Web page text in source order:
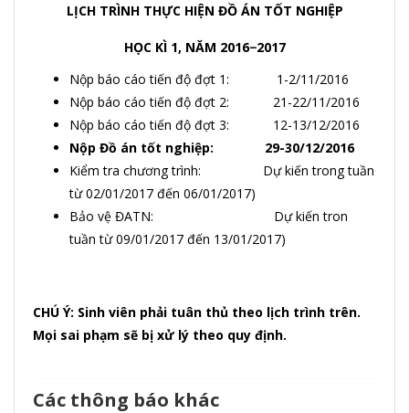
LỊCH TRÌNH THỰC HIỆN ĐỒ ÁN TỐT NGHIỆP
HỌC KÌ 1, NĂM 2016−2017
Nộp báo cáo tiến độ đợt 1: 1-2/11/2016
Nộp báo cáo tiến độ đợt 2: 21-22/11/2016
Nộp báo cáo tiến độ đợt 3: 12-13/12/2016
Nộp Đồ án tốt nghiệp: 29-30/12/2016
Kiểm tra chương trình: Dự kiến trong tuần
từ 02/01/2017 đến 06/01/2017)
Bảo vệ ĐATN: Dự kiến tron
tuần từ 09/01/2017 đến 13/01/2017)
CHÚ Ý: Sinh viên phải tuân thủ theo lịch trình trên.
Mọi sai phạm sẽ bị xử lý theo quy định.
Các thông báo khác